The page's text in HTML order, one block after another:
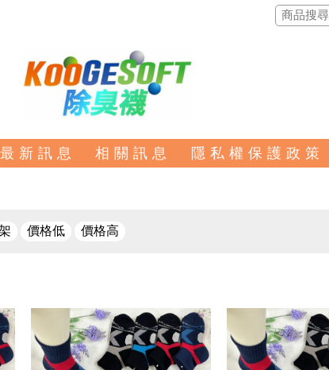
最 新 訊 息 相 關 訊 息 隱 私 權 保 護 政 策
價格低 價格高